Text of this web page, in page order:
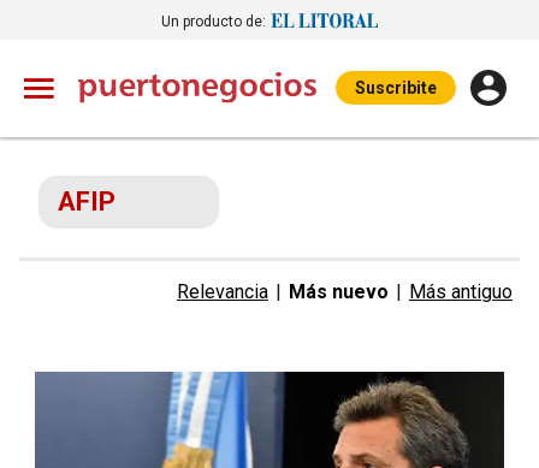
Un producto de:
Suscribite
AFIP
Relevancia | Más nuevo | Más antiguo